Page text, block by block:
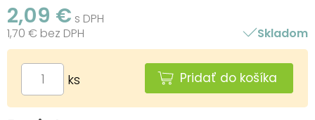
2,09 € s DPH
1,70 € bez DPH
Skladom
ks Pridať do košíka